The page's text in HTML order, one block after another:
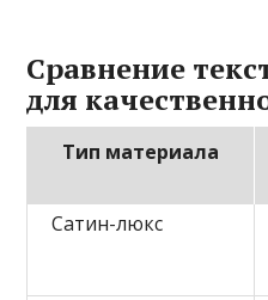
Сравнение
для
Тип материала
Сатин-люкс